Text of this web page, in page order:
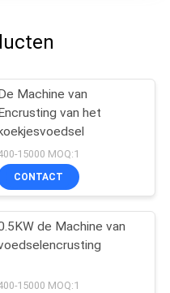
Machine van
van het
15000 MOQ:1
CONTACT
de Machine van
15000 MOQ:1